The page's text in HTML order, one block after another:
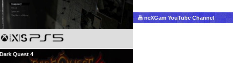
Dark Quest 4
neXGam YouTube Channel